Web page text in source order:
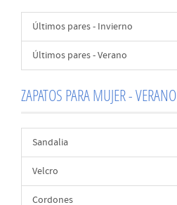
Últimos pares - Invierno
Últimos pares - Verano
ZAPATOS PARA MUJER - VERANO
Sandalia
Velcro
Cordones